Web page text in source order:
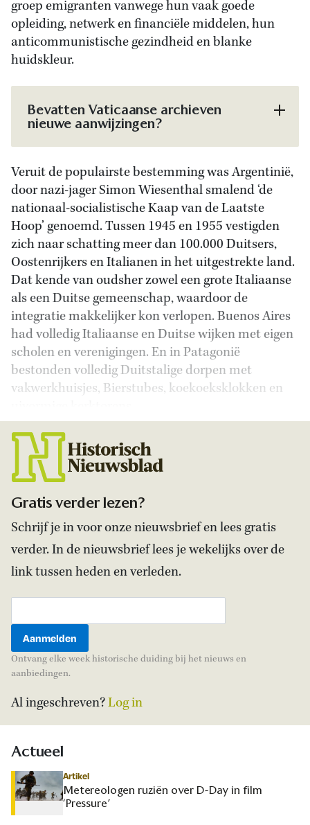
groep emigranten vanwege hun vaak goede
opleiding, netwerk en financiële middelen, hun
anticommunistische gezindheid en blanke
huidskleur.
Bevatten Vaticaanse archieven
nieuwe aanwijzingen?
Veruit de populairste bestemming was Argentinië,
door nazi-jager Simon Wiesenthal smalend ‘de
nationaal-socialistische Kaap van de Laatste
Hoop’ genoemd. Tussen 1945 en 1955 vestigden
zich naar schatting meer dan 100.000 Duitsers,
Oostenrijkers en Italianen in het uitgestrekte land.
Dat kende van oudsher zowel een grote Italiaanse
als een Duitse gemeenschap, waardoor de
integratie makkelijker kon verlopen. Buenos Aires
had volledig Italiaanse en Duitse wijken met eigen
scholen en verenigingen. En in Patagonië
bestonden volledig Duitstalige dorpen met
vakwerkhuisjes, Bierstubes, koekoeksklokken en
Gratis verder lezen?
Schrijf je in voor onze nieuwsbrief en lees gratis
verder. In de nieuwsbrief lees je wekelijks over de
link tussen heden en verleden.
Ontvang elke week historische duiding bij het nieuws en
aanbiedingen.
Al ingeschreven?Log in
Actueel
Artikel
Metereologen ruziën over D-Day in film
‘Pressure’